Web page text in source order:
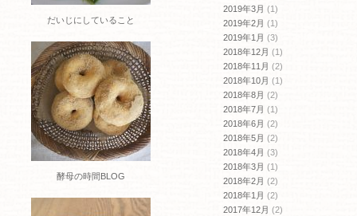
だいじにしていること
酵母の時間BLOG
2019年3月 (1)
2019年2月 (1)
2019年1月 (3)
2018年12月 (1)
2018年11月 (2)
2018年10月 (1)
2018年8月 (2)
2018年7月 (1)
2018年6月 (2)
2018年5月 (2)
2018年4月 (3)
2018年3月 (1)
2018年2月 (2)
2018年1月 (2)
2017年12月 (2)